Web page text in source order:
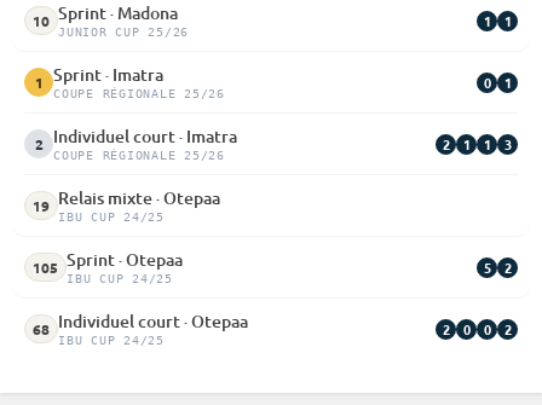
10 Sprint · Madona
JUNIOR CUP 25/26
1 1
1 Sprint · Imatra
COUPE RÉGIONALE 25/26
0 1
2 Individuel court · Imatra
COUPE RÉGIONALE 25/26
2 1 1 3
19 Relais mixte · Otepaa
IBU CUP 24/25
105 Sprint · Otepaa
IBU CUP 24/25
5 2
68 Individuel court · Otepaa
IBU CUP 24/25
2 0 0 2